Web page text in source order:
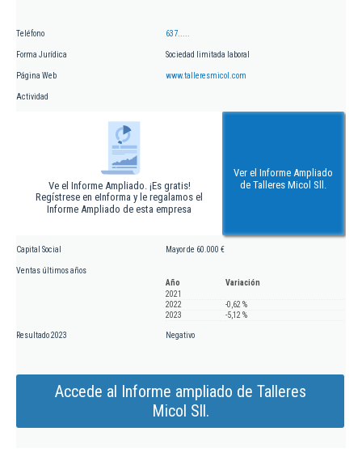
Teléfono 637.....
Forma Jurídica Sociedad limitada laboral
Página Web www.talleresmicol.com
Actividad
Ve el Informe Ampliado. ¡Es gratis!
Regístrese en eInforma y le regalamos el
Informe Ampliado de esta empresa
Ver el Informe Ampliado
de Talleres Micol Sll.
Capital Social Mayor de 60.000 €
Ventas últimos años
Año
Variación
2021
2022
-0,62 %
2023
-5,12 %
Resultado 2023 Negativo
Accede al Informe ampliado de Talleres
Micol Sll.